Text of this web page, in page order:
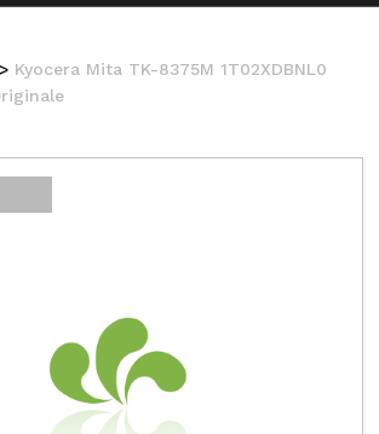
> Kyocera Mita TK-8375M 1T02XDBNL0